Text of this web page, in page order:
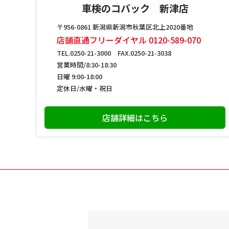
車検のコバック 新津店
〒956-0861 新潟県新潟市秋葉区北上2020番地
店舗直通フリーダイヤル 0120-589-070
TEL.0250-21-3000 FAX.0250-21-3038
営業時間/8:30-18:30
日曜 9:00-18:00
定休日/水曜・祝日
店舗詳細はこちら